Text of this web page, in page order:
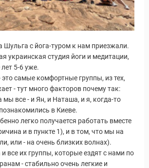
Шульга с йога-туром к нам приезжали.
украинская студия йоги и медитации,
5-6 уже.
самые комфортные группы, из тех,
- тут много факторов почему так:
мы все - и Ян, и Наташа, и я, когда-то
в Киеве.
легко получается работать вместе
и в пункте 1), и в том, что мы на
или - на очень близких волнах).
все их группы, которые ездят с нами по
- стабильно очень легкие и